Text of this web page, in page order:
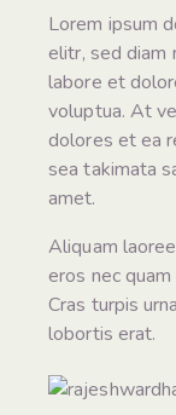
Lorem ipsum
elitr, sed diam
labore et
voluptua. At
dolores et ea
sea takimata
amet.
Aliquam
eros nec
Cras turpis
lobortis erat.